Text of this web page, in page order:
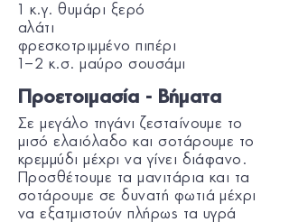
1 κ.γ. θυμάρι ξερό
αλάτι
φρεσκοτριμμένο πιπέρι
1–2 κ.σ. μαύρο σουσάμι
Προετοιμασία - Βήματα
Σε μεγάλο τηγάνι ζεσταίνουμε το
μισό ελαιόλαδο και σοτάρουμε το
κρεμμύδι μέχρι να γίνει διάφανο.
Προσθέτουμε τα μανιτάρια και τα
σοτάρουμε σε δυνατή φωτιά μέχρι
να εξατμιστούν πλήρως τα υγρά